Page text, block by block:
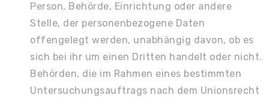
Person, Behörde, Einrichtung oder andere
Stelle, der personenbezogene Daten
offengelegt werden, unabhängig davon, ob es
sich bei ihr um einen Dritten handelt oder nicht.
Behörden, die im Rahmen eines bestimmten
Untersuchungsauftrags nach dem Unionsrecht